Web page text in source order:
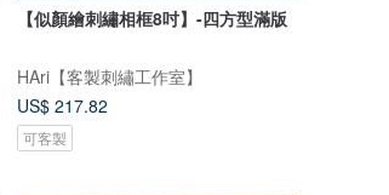
【似顏繪刺繡相框8吋】-四方型滿版
HAri【客製刺繡工作室】
US$ 217.82
可客製